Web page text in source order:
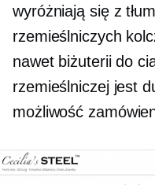
wyróżniają się z
rzemieślniczych
nawet biżuterii do
rzemieślniczej jest
możliwość